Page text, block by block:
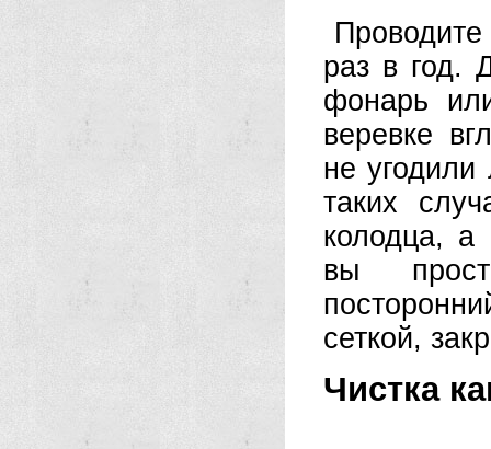
раз в год.
фонарь
веревке
не
таких
колодца, а
вы
сеткой,
Чистка